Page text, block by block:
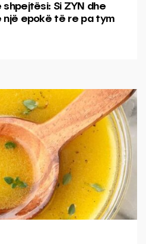
Si ZYN dhe
një epokë të re pa tym